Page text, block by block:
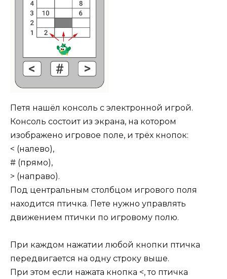
Петя нашёл консоль с электронной игрой.
Консоль состоит из экрана, на котором
изображено игровое поле, и трёх кнопок:
< (налево),
# (прямо),
> (направо).
Под центральным столбцом игрового поля
находится птичка. Пете нужно управлять
движением птички по игровому полю.
При каждом нажатии любой кнопки птичка
передвигается на одну строку выше.
При этом если нажата кнопка <, то птичка